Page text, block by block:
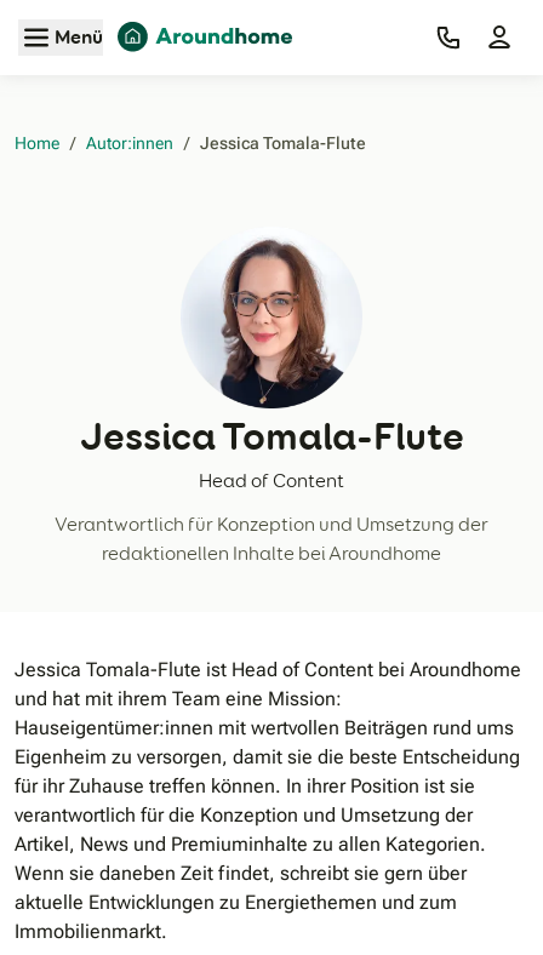
Zum Hauptinhalt
Menü
Home / Autor:innen / Jessica Tomala-Flute‎
Jessica Tomala-Flute
Head of Content
Verantwortlich für Konzeption und Umsetzung der
redaktionellen Inhalte bei Aroundhome
Jessica Tomala-Flute ist Head of Content bei Aroundhome
und hat mit ihrem Team eine Mission:
Hauseigentümer:innen mit wertvollen Beiträgen rund ums
Eigenheim zu versorgen, damit sie die beste Entscheidung
für ihr Zuhause treffen können. In ihrer Position ist sie
verantwortlich für die Konzeption und Umsetzung der
Artikel, News und Premiuminhalte zu allen Kategorien.
Wenn sie daneben Zeit findet, schreibt sie gern über
aktuelle Entwicklungen zu Energiethemen und zum
Immobilienmarkt.